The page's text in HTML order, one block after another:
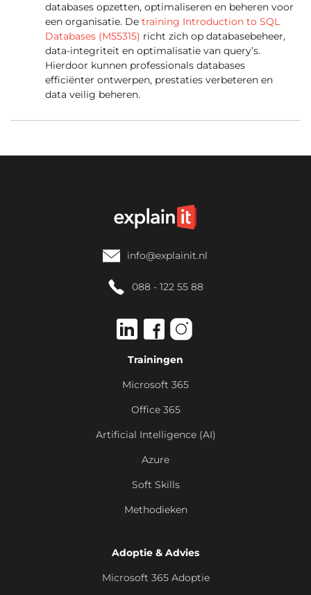
databases opzetten, optimaliseren en beheren voor
een organisatie. De training Introduction to SQL
Databases (M55315) richt zich op databasebeheer,
data-integriteit en optimalisatie van query’s.
Hierdoor kunnen professionals databases
efficiënter ontwerpen, prestaties verbeteren en
data veilig beheren.
info@explainit.nl
088 - 122 55 88
Trainingen
Microsoft 365
Office 365
Artificial Intelligence (AI)
Azure
Soft Skills
Methodieken
Adoptie & Advies
Microsoft 365 Adoptie